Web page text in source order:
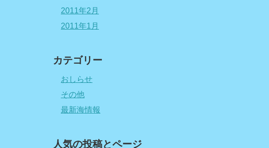
2011年2月
2011年1月
カテゴリー
おしらせ
その他
最新海情報
人気の投稿とページ